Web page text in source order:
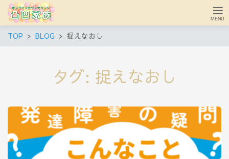
TOP BLOG 捉えなおし
タグ: 捉えなおし